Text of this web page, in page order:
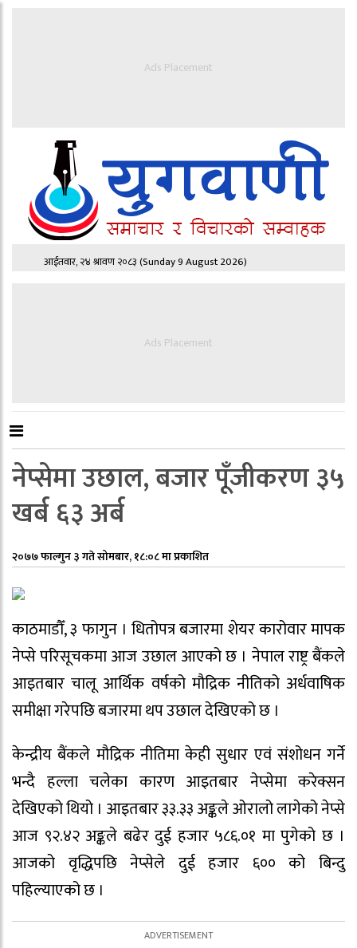
Ads Placement
आईतवार, २४ श्रावण २०८३(Sunday 9 August 2026)
Ads Placement
नेप्सेमा उछाल, बजार पूँजीकरण ३५
खर्ब ६३ अर्ब
२०७७ फाल्गुन ३ गते सोमबार, १८:०८ मा प्रकाशित
काठमाडौँ, ३ फागुन । धितोपत्र बजारमा शेयर कारोवार मापक
नेप्से परिसूचकमा आज उछाल आएको छ । नेपाल राष्ट्र बैंकले
आइतबार चालू आर्थिक वर्षको मौद्रिक नीतिको अर्धवाषिक
समीक्षा गरेपछि बजारमा थप उछाल देखिएको छ ।
केन्द्रीय बैंकले मौद्रिक नीतिमा केही सुधार एवं संशोधन गर्ने
भन्दै हल्ला चलेका कारण आइतबार नेप्सेमा करेक्सन
देखिएको थियो । आइतबार ३३.३३ अङ्कले ओरालो लागेको नेप्से
आज ९२.४२ अङ्कले बढेर दुई हजार ५८६.०१ मा पुगेको छ ।
आजको वृद्धिपछि नेप्सेले दुई हजार ६०० को बिन्दु
पहिल्याएको छ ।